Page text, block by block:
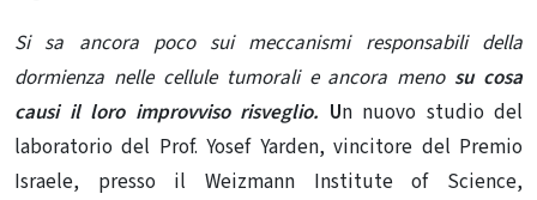
Si sa ancora poco sui meccanismi responsabili della
dormienza nelle cellule tumoralie ancora meno su cosa
causi il loro improvviso risveglio. Un nuovo studio del
laboratorio del Prof. Yosef Yarden, vincitore del Premio
Israele, presso il Weizmann Institute of Science,